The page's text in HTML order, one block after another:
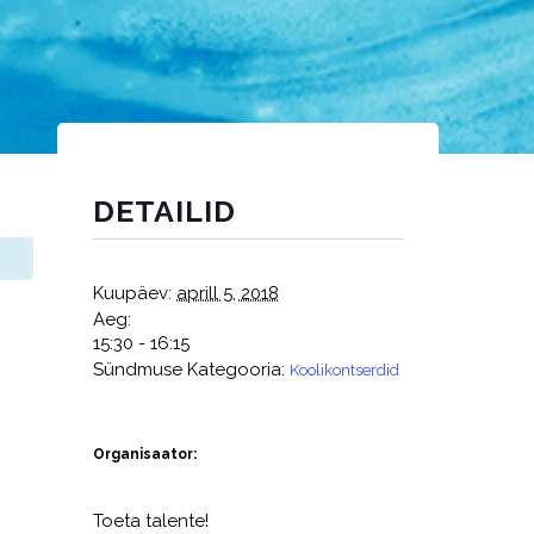
DETAILID
Kuupäev: aprill 5, 2018
Aeg:
15:30 - 16:15
Sündmuse Kategooria: Koolikontserdid
Organisaator:
Toeta talente!